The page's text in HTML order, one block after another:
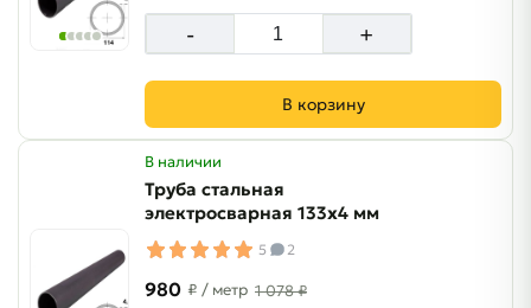
- +
В корзину
В наличии
Труба стальная
электросварная 133х4 мм
5 2
980 ₽ / метр 1 078 ₽